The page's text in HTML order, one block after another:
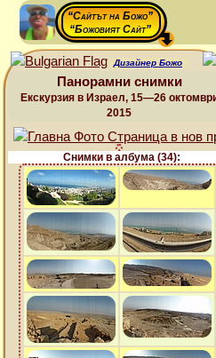
“Сайтът на Божо”
“Божовият Сайт”
Дизайнер Божо
Панорамни снимки
Екскурзия в Израел, 15—26
2015
Снимки в албума (34):